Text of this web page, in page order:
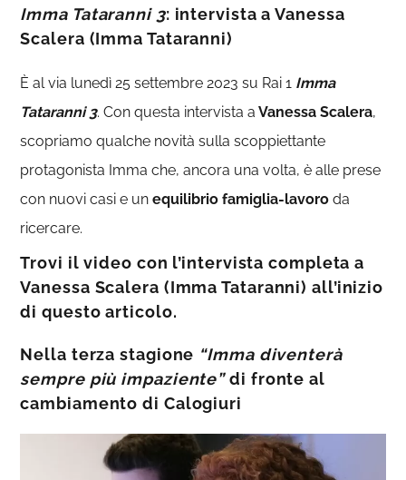
Imma Tataranni 3: intervista a Vanessa
Scalera (Imma Tataranni)
È al via lunedì 25 settembre 2023 su Rai 1 Imma
Tataranni 3. Con questa intervista a Vanessa Scalera,
scopriamo qualche novità sulla scoppiettante
protagonista Imma che, ancora una volta, è alle prese
con nuovi casi e unequilibrio famiglia-lavoro da
ricercare.
Trovi il video con l’intervista completa a
Vanessa Scalera (Imma Tataranni) all’inizio
di questo articolo.
Nella terza stagione “Imma diventerà
sempre più impaziente”di fronte al
cambiamento di Calogiuri